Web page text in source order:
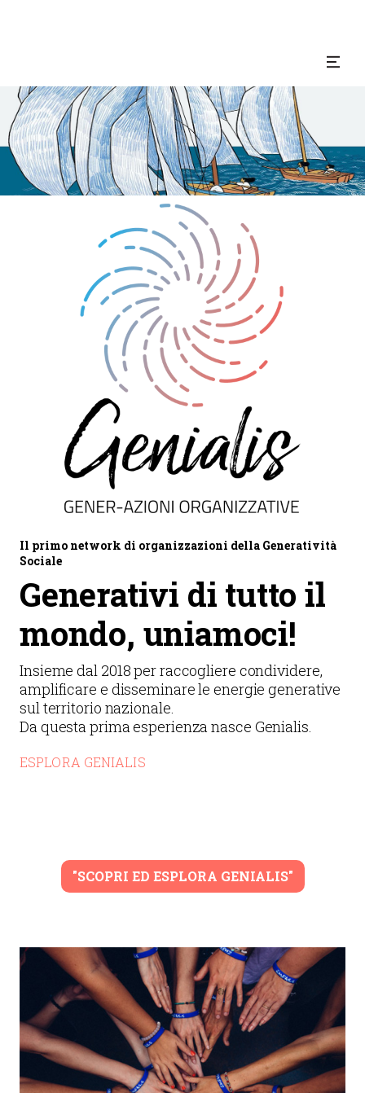
Il primo network di organizzazioni della Generatività
Sociale
Generativi di tutto il
mondo, uniamoci!
Insieme dal 2018 per raccogliere condividere,
amplificare e disseminare le energie generative
sul territorio nazionale.
Da questa prima esperienza nasce Genialis.
ESPLORA GENIALIS